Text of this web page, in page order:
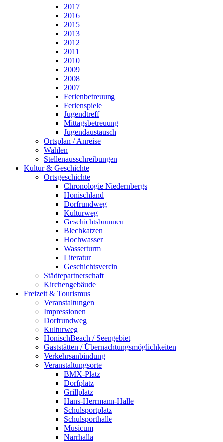
2017
2016
2015
2013
2012
2011
2010
2009
2008
2007
Ferienbetreuung
Ferienspiele
Jugendtreff
Mittagsbetreuung
Jugendaustausch
Ortsplan / Anreise
Wahlen
Stellenausschreibungen
Kultur & Geschichte
Ortsgeschichte
Chronologie Niedernbergs
Honischland
Dorfrundweg
Kulturweg
Geschichtsbrunnen
Blechkatzen
Hochwasser
Wasserturm
Literatur
Geschichtsverein
Städtepartnerschaft
Kirchengebäude
Freizeit & Tourismus
Veranstaltungen
Impressionen
Dorfrundweg
Kulturweg
HonischBeach / Seengebiet
Gaststätten / Übernachtungsmöglichkeiten
Verkehrsanbindung
Veranstaltungsorte
BMX-Platz
Dorfplatz
Grillplatz
Hans-Herrmann-Halle
Schulsportplatz
Schulsporthalle
Musicum
Narrhalla